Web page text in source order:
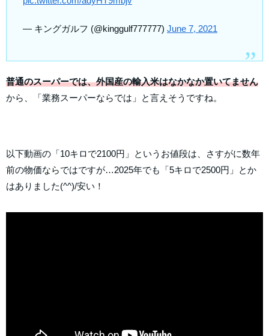
— キングガルフ (@kinggulf777777) June 7, 2021
普通のスーパーでは、外国産の輸入米はなかなか置いてません
から、「業務スーパーならでは」と言えそうですね。
以下動画の「10キロで2100円」というお値段は、さすがに数年
前の物価ならではですが…2025年でも「5キロで2500円」とか
はありました(^^)/安い！